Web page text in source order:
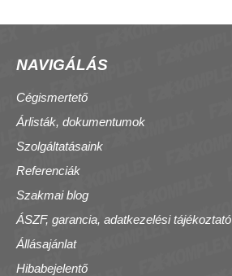
NAVIGÁLÁS
Cégismertető
Árlisták, dokumentumok
Szolgáltatásaink
Referenciák
Szakmai blog
ÁSZF, garancia, adatkezelési tájékoztató
Állásajánlat
Hibabejelentő